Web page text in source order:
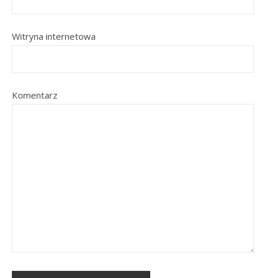
Witryna internetowa
Komentarz